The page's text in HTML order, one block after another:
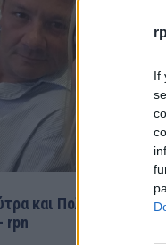
If
και
rpn